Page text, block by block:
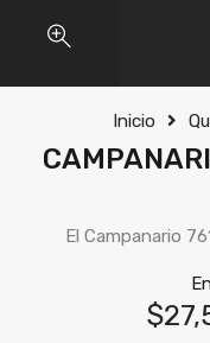
Inicio
El Campanario